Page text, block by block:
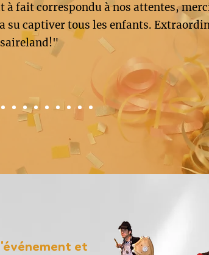
à fait correspondu à nos attentes,
su captiver tous les enfants.
et